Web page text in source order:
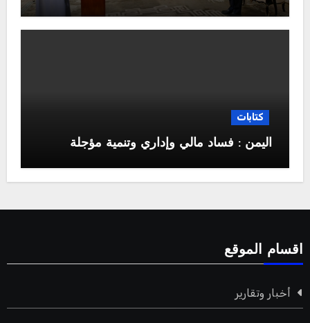
كتابات
اليمن : فساد مالي وإداري وتنمية مؤجلة
اقسام الموقع
أخبار وتقارير